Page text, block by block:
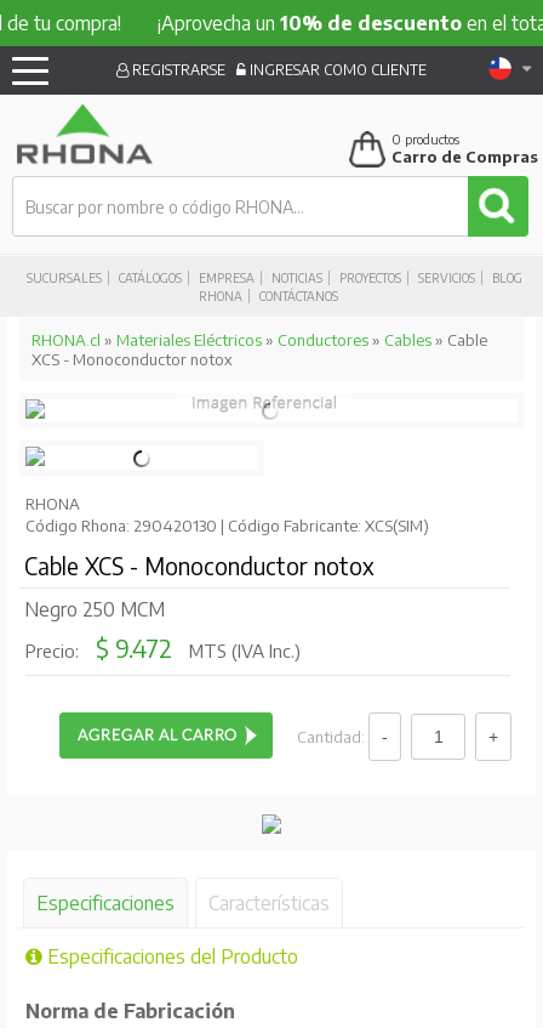
¡Aprovecha un10% de descuentoen el total de tu
SUCURSALES CATÁLOGOS EMPRESA NOTICIAS PROYECTOS SERVICIOS
BLOG
RHONA
CONTÁCTANOS
REGISTRARSE INGRESAR COMO CLIENTE
0 productos
Carro de Compras
RHONA.cl » Materiales Eléctricos» Conductores» Cables» Cable
XCS - Monoconductor notox
RHONA
Código Rhona: 290420130 | Código Fabricante: XCS(SIM)
Cable XCS - Monoconductor notox
Negro 250 MCM
Precio: $ 9.472 MTS (IVA Inc.)
Cantidad:
Especificaciones Características
Especificaciones del Producto
Norma de Fabricación